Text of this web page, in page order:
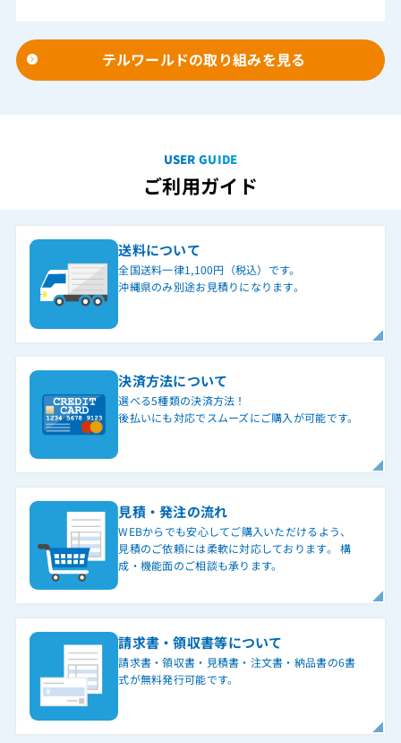
テルワールドの取り組みを見る
USER GUIDE
ご利用ガイド
送料について
全国送料一律1,100円（税込）です。
沖縄県のみ別途お見積りになります。
決済方法について
選べる5種類の決済方法！
後払いにも対応でスムーズにご購入が可能です。
見積・発注の流れ
WEBからでも安心してご購入いただけるよう、
見積のご依頼には柔軟に対応しております。 構
成・機能面のご相談も承ります。
請求書・領収書等について
請求書・領収書・見積書・注文書・納品書の6書
式が無料発行可能です。